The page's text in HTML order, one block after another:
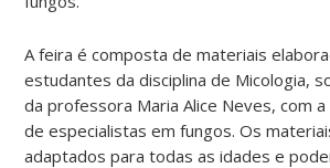
A feira é composta de materiais
estudantes da disciplina de Micologia,
da professora Maria Alice Neves, com a
de especialistas em fungos. Os
adaptados para todas as idades e